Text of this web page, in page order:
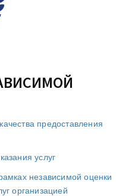
предоставления
услуг
независимой оценки
организацией